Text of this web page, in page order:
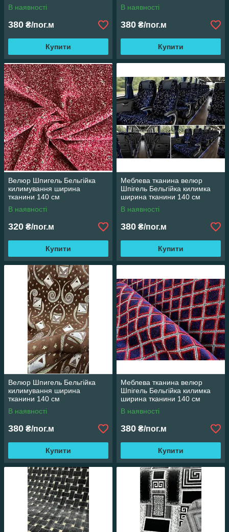
В наявності
380 ₴/пог.м
Купити
В наявності
380 ₴/пог.м
Купити
Велюр Шпигель Бельгійка
килимування ширина
тканини 140 см
В наявності
320 ₴/пог.м
Купити
Меблева тканина велюр
Шпігель Бельгійка килимка
ширина тканини 140 см
В наявності
380 ₴/пог.м
Купити
Велюр Шпигель Бельгійка
килимування ширина
тканини 140 см
В наявності
380 ₴/пог.м
Купити
Меблева тканина велюр
Шпігель Бельгійка килимка
ширина тканини 140 см
В наявності
380 ₴/пог.м
Купити